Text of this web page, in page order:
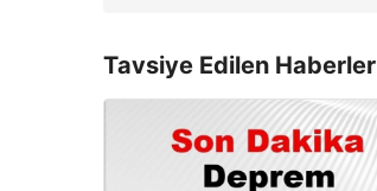
Tavsiye Edilen Haberler